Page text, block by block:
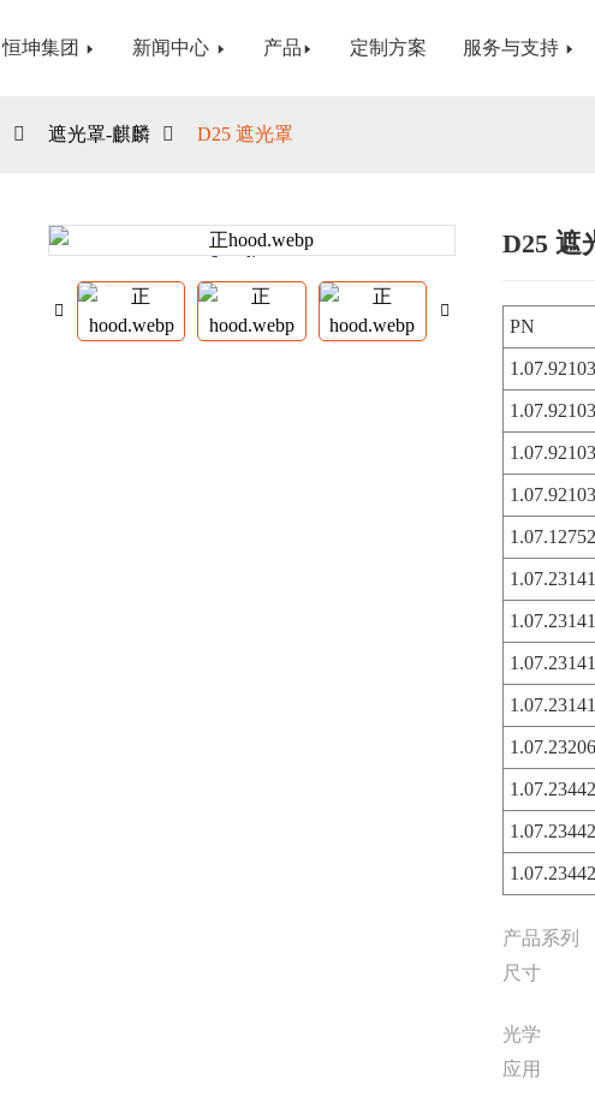
恒坤集团 新闻中心 产品 定制方案 服务与支持
遮光罩-麒麟 D25 遮光罩
Loading...
Loading...
D25 遮
PN
1.07.23206
1.07.23442
产品系列
尺寸
光学
应用